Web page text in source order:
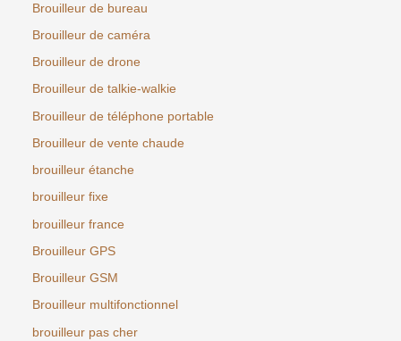
Brouilleur de bureau
Brouilleur de caméra
Brouilleur de drone
Brouilleur de talkie-walkie
Brouilleur de téléphone portable
Brouilleur de vente chaude
brouilleur étanche
brouilleur fixe
brouilleur france
Brouilleur GPS
Brouilleur GSM
Brouilleur multifonctionnel
brouilleur pas cher